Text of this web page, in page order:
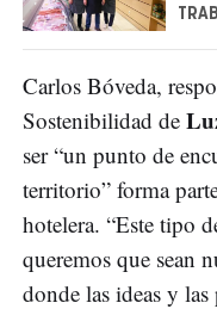
Carlos Bóveda,
Sostenibilidad de
ser “un punto de
territorio” forma
hotelera. “Este tipo
queremos que sean
donde las ideas y